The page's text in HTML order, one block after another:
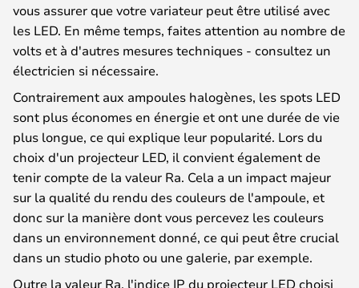
vous assurer que votre variateur peut être utilisé avec
les LED. En même temps, faites attention au nombre de
volts et à d'autres mesures techniques - consultez un
électricien si nécessaire.
Contrairement aux ampoules halogènes, les spots LED
sont plus économes en énergie et ont une durée de vie
plus longue, ce qui explique leur popularité. Lors du
choix d'un projecteur LED, il convient également de
tenir compte de la valeur Ra. Cela a un impact majeur
sur la qualité du rendu des couleurs de l'ampoule, et
donc sur la manière dont vous percevez les couleurs
dans un environnement donné, ce qui peut être crucial
dans un studio photo ou une galerie, par exemple.
Outre la valeur Ra, l'indice IP du projecteur LED choisi